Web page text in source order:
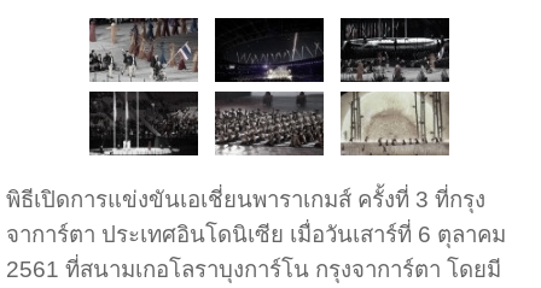
พิธีเปิดการแข่งขันเอเชี่ยนพาราเกมส์ ครั้งที่ 3 ที่กรุง
จาการ์ตา ประเทศอินโดนิเซีย เมื่อวันเสาร์ที่ 6 ตุลาคม
2561 ที่สนามเกอโลราบุงการ์โน กรุงจาการ์ตา โดยมี